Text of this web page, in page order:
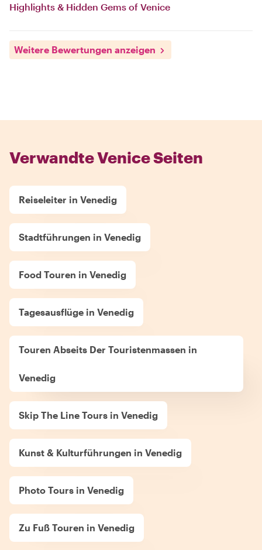
Highlights & Hidden Gems of Venice
Weitere Bewertungen anzeigen
Verwandte Venice Seiten
Reiseleiter in Venedig
Stadtführungen in Venedig
Food Touren in Venedig
Tagesausflüge in Venedig
Touren Abseits Der Touristenmassen in
Venedig
Skip The Line Tours in Venedig
Kunst & Kulturführungen in Venedig
Photo Tours in Venedig
Zu Fuß Touren in Venedig